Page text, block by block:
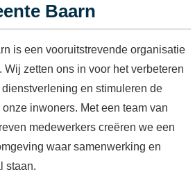
Baarn
is een vooruitstrevende organisatie
Wij zetten ons in voor het verbeteren
en stimuleren de
inwoners. Met een team van
medewerkers creëren we een
waar samenwerking en
staan.